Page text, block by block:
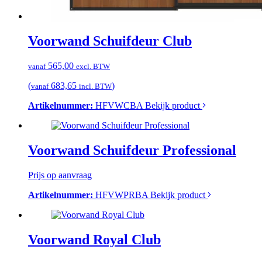
Voorwand Schuifdeur Club
vanaf565,00 excl. BTW
(vanaf683,65 incl. BTW)
Artikelnummer: HFVWCBA Bekijk product
Voorwand Schuifdeur Professional
Prijs op aanvraag
Artikelnummer: HFVWPRBA Bekijk product
Voorwand Royal Club